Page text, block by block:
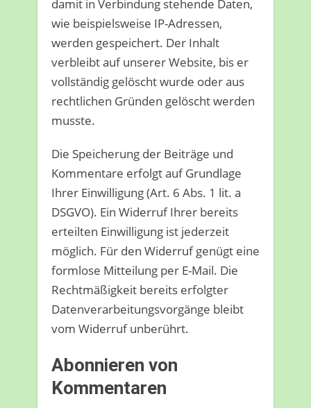
damit in Verbindung stehende Daten,
wie beispielsweise IP-Adressen,
werden gespeichert. Der Inhalt
verbleibt auf unserer Website, bis er
vollständig gelöscht wurde oder aus
rechtlichen Gründen gelöscht werden
musste.
Die Speicherung der Beiträge und
Kommentare erfolgt auf Grundlage
Ihrer Einwilligung (Art. 6 Abs. 1 lit. a
DSGVO). Ein Widerruf Ihrer bereits
erteilten Einwilligung ist jederzeit
möglich. Für den Widerruf genügt eine
formlose Mitteilung per E-Mail. Die
Rechtmäßigkeit bereits erfolgter
Datenverarbeitungsvorgänge bleibt
vom Widerruf unberührt.
Abonnieren von
Kommentaren